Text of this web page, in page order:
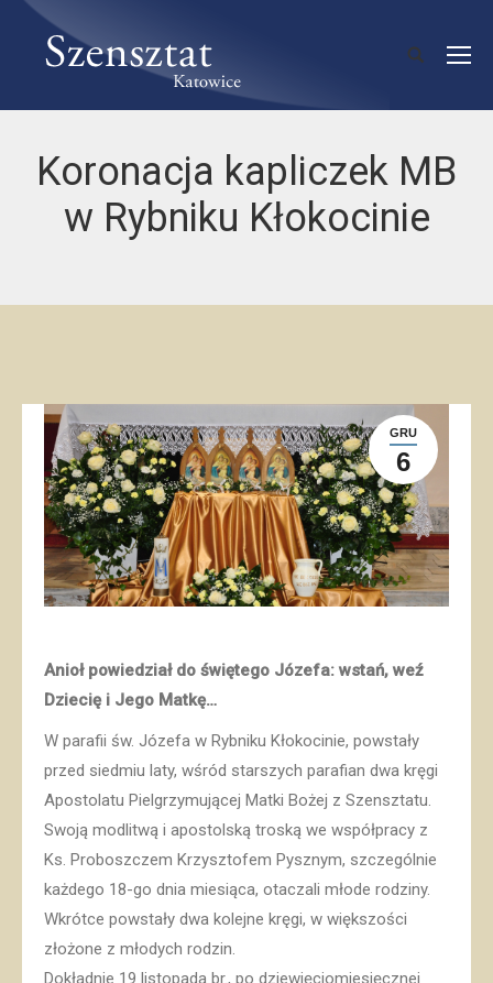
Koronacja kapliczek MB
w Rybniku Kłokocinie
GRU
6
Anioł powiedział do świętego Józefa: wstań, weź
Dziecię i Jego Matkę…
W parafii św. Józefa w Rybniku Kłokocinie, powstały
przed siedmiu laty, wśród starszych parafian dwa kręgi
Apostolatu Pielgrzymującej Matki Bożej z Szensztatu.
Swoją modlitwą i apostolską troską we współpracy z
Ks. Proboszczem Krzysztofem Pysznym, szczególnie
każdego 18-go dnia miesiąca, otaczali młode rodziny.
Wkrótce powstały dwa kolejne kręgi, w większości
złożone z młodych rodzin.
Dokładnie 19 listopada br., po dziewięciomiesięcznej